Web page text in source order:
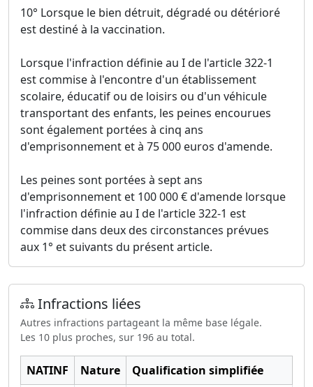
10° Lorsque le bien détruit, dégradé ou détérioré
est destiné à la vaccination.
Lorsque l'infraction définie au I de l'article 322-1
est commise à l'encontre d'un établissement
scolaire, éducatif ou de loisirs ou d'un véhicule
transportant des enfants, les peines encourues
sont également portées à cinq ans
d'emprisonnement et à 75 000 euros d'amende.
Les peines sont portées à sept ans
d'emprisonnement et 100 000 € d'amende lorsque
l'infraction définie au I de l'article 322-1 est
commise dans deux des circonstances prévues
aux 1° et suivants du présent article.
Infractions liées
Autres infractions partageant la même base légale.
Les 10 plus proches, sur 196 au total.
NATINF Nature
Qualification simplifiée